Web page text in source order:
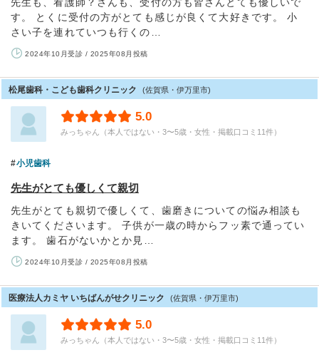
す。 とくに受付の方がとても感じが良くて大好きです。 小
さい子を連れていつも行くの…
2024年10月受診 / 2025年08月投稿
松尾歯科・こども歯科クリニック (佐賀県・伊万里市)
5.0
みっちゃん（本人ではない・3〜5歳・女性・掲載口コミ11件）
小児歯科
先生がとても優しくて親切
先生がとても親切で優しくて、歯磨きについての悩み相談も
きいてくださいます。 子供が一歳の時からフッ素で通ってい
ます。 歯石がないかとか見…
2024年10月受診 / 2025年08月投稿
医療法人カミヤ いちばんがせクリニック (佐賀県・伊万里市)
5.0
みっちゃん（本人ではない・3〜5歳・女性・掲載口コミ11件）